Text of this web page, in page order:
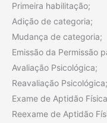
Primeira habilitação;
Adição de categoria;
Mudança de categoria;
Emissão da Permissão
Avaliação Psicológica;
Reavaliação Psicológica;
Exame de Aptidão
Reexame de Aptidão